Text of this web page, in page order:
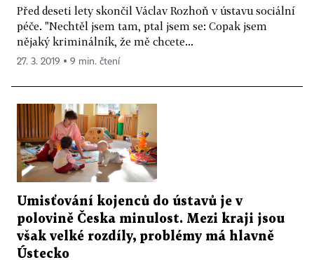
Před deseti lety skončil Václav Rozhoň v ústavu sociální
péče. "Nechtěl jsem tam, ptal jsem se: Copak jsem
nějaký kriminálník, že mě chcete...
27. 3. 2019 ▪ 9 min. čtení
Umisťování kojenců do ústavů je v
polovině Česka minulost. Mezi kraji jsou
však velké rozdíly, problémy má hlavně
Ústecko